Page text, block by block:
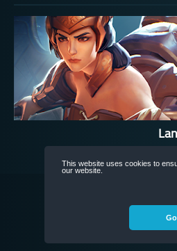
This website uses cookies to
our website.
nonRoxAll
©